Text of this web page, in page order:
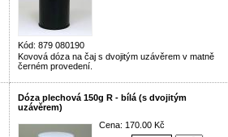
Kód: 879 080190
Kovová dóza na čaj s dvojitým uzávěrem v matně
černém provedení.
Dóza plechová 150g R - bílá (s dvojitým
uzávěrem)
Cena: 170.00 Kč